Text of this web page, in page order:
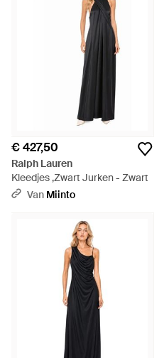
€ 427,50
Ralph Lauren
Kleedjes ,Zwart Jurken - Zwart
Van Miinto